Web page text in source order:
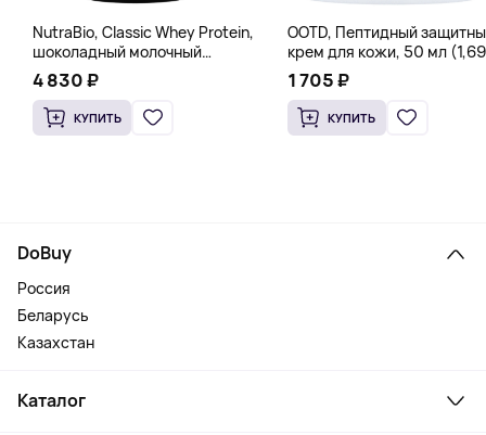
NutraBio, Classic Whey Protein,
шоколадный молочный
коктейль, 907 г (2 фунта)
4 830 ₽
КУПИТЬ
OOTD, Пептидный
крем для кожи, 50 мл (1,69
жидк. Унции)
1 705 ₽
КУПИТЬ
DoBuy
Россия
Беларусь
Казахстан
Каталог